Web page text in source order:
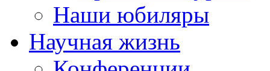
Наши юбиляры
Научная жизнь